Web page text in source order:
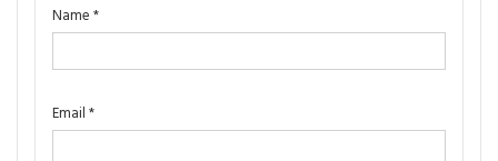
Name *
Email *